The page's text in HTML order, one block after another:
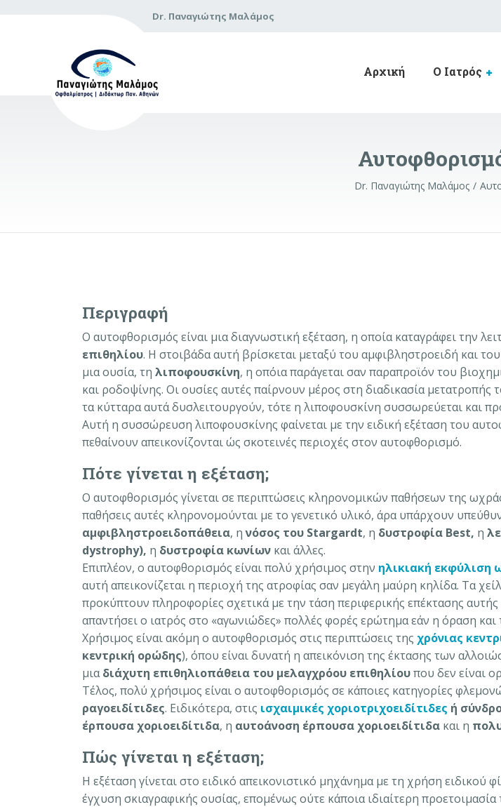
Dr. Παναγιώτης Μαλάμος
Αρχική Ο Ιατρός
Dr. Παναγιώτης Μαλάμος
Περιγραφή
Ο αυτοφθορισμός είναι μια διαγνωστική εξέταση, η οποία καταγράφει την
επιθηλίου. Η στοιβάδα αυτή βρίσκεται μεταξύ του αμφιβληστροειδή και
μια ουσία, τη λιποφουσκίνη, η οπόια παράγεται σαν παραπροϊόν του
και ροδοψίνης. Οι ουσίες αυτές παίρνουν μέρος στη διαδικασία
τα κύτταρα αυτά δυσλειτουργούν, τότε η λιποφουσκίνη συσσωρεύεται και
Αυτή η συσσώρευση λιποφουσκίνης φαίνεται με την ειδική εξέταση του
πεθαίνουν απεικονίζονται ώς σκοτεινές περιοχές στον αυτοφθορισμό.
Πότε γίνεται η εξέταση;
Ο αυτοφθορισμός γίνεται σε περιπτώσεις κληρονομικών παθήσεων της
παθήσεις αυτές κληρονομούνται με το γενετικό υλικό, άρα υπάρχουν
αμφιβληστροειδοπάθεια, ηνόσος του Stargardt, η δυστροφία Best, η
dystrophy), η δυστροφία κωνίων και άλλες.
Επιπλέον, ο αυτοφθορισμός είναι πολύ χρήσιμος στην ηλικιακή εκφύλιση
αυτή απεικονίζεται η περιοχή της ατροφίας σαν μεγάλη μαύρη κηλίδα. Τα
προκύπτουν πληροφορίες σχετικά με την τάση περιφερικής επέκτασης
απαντήσει ο ιατρός στο «αγωνιώδες» πολλές φορές ερώτημα εάν η όραση
Χρήσιμος είναι ακόμη ο αυτοφθορισμός στις περιπτώσεις της χρόνιας
κεντρική ορώδης), όπου είναι δυνατή η απεικόνιση της έκτασης των
μιαδιάχυτη επιθηλιοπάθεια του μελαγχρόου επιθηλίουπου δεν είναι
Τέλος, πολύ χρήσιμος είναι ο αυτοφθορισμός σε κάποιες κατηγορίες
ραγοειδίτιδες. Ειδικότερα, στις ισχαιμικές χοριοτριχοειδίτιδες ή
έρπουσα χοριοειδίτιδα, η αυτοάνοση έρπουσα χοριοειδίτιδα και η
Πώς γίνεται η εξέταση;
Η εξέταση γίνεται στο ειδικό απεικονιστικό μηχάνημα με τη χρήση ειδικού
έγχυση σκιαγραφικής ουσίας, επομένως ούτε κάποια ιδιαίτερη